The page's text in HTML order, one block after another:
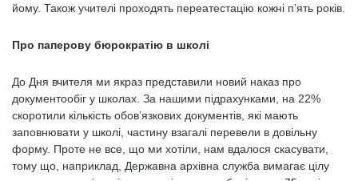
йому. Також учителі проходять переатестацію кожні п’ять років.
Про паперову бюрократію в школі
До Дня вчителя ми якраз представили новий наказ про
документообіг у школах. За нашими підрахунками, на 22%
скоротили кількість обов’язкових документів, які мають
заповнювати у школі, частину взагалі перевели в довільну
форму. Проте не все, що ми хотіли, нам вдалося скасувати,
тому що, наприклад, Державна архівна служба вимагає цілу